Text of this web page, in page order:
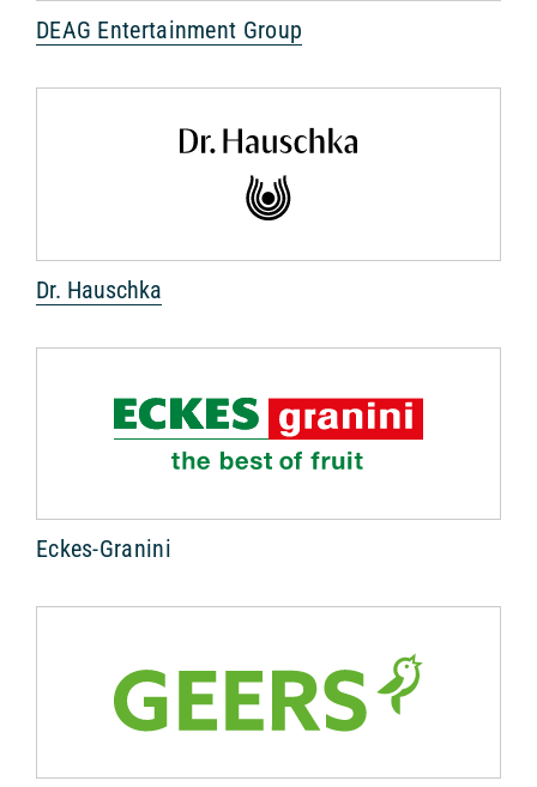
DEAG Entertainment Group
Dr. Hauschka
Eckes-Granini